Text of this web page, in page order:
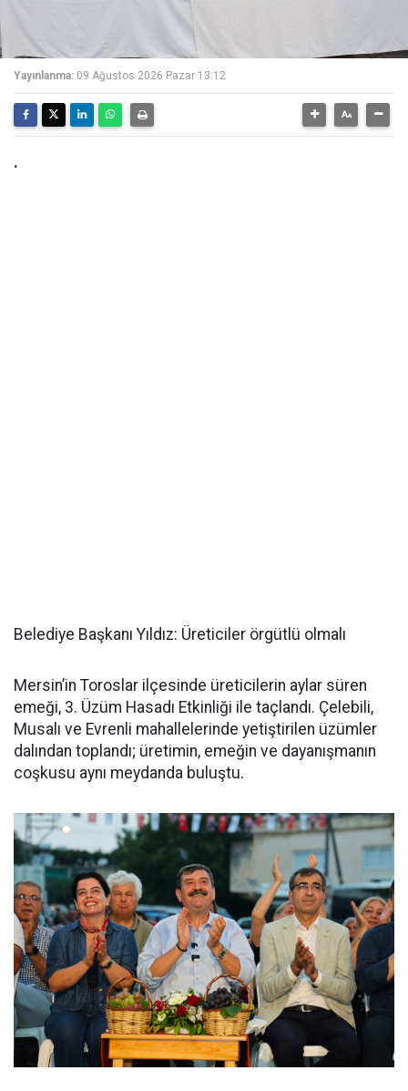
Yayınlanma: 09 Ağustos 2026 Pazar 13:12
.
Belediye Başkanı Yıldız: Üreticiler örgütlü olmalı
Mersin’in Toroslar ilçesinde üreticilerin aylar süren
emeği, 3. Üzüm Hasadı Etkinliği ile taçlandı. Çelebili,
Musalı ve Evrenli mahallelerinde yetiştirilen üzümler
dalından toplandı; üretimin, emeğin ve dayanışmanın
coşkusu aynı meydanda buluştu.